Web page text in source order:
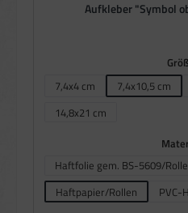
Aufkleber "Symbol
7,4x4 cm
7,4x10,5 cm
14,8x21 cm(Diese Option ist zurzeit nicht
Haftfolie gem. BS-5609/
Haftpapier/Rollen PVC-